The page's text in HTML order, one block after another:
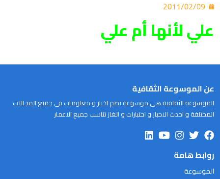
علي لأنها أم علي
عن الموسوعة الثقافية
الموسوعة الثقافية هى موسوعة تضم اخبار و معلومات فى جميع المجالات
المختلفة و احدث الاخبار و اختبارات و الغاز تناسب جميع الاعمار
روابط هامة
الموسوعة